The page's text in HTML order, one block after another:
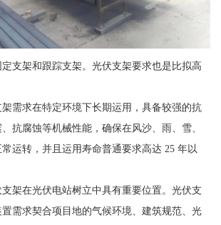
支架和跟踪支架。光伏支架要求也是比拟高
需求在特定环境下长期运用，具备较强的抗
抗腐蚀等机械性能，确保在风沙、雨、雪、
运转，并且运用寿命普通要求高达 25 年以
架在光伏电站树立中具有重要位置。光伏支
需求契合项目地的气候环境、建筑规范、光